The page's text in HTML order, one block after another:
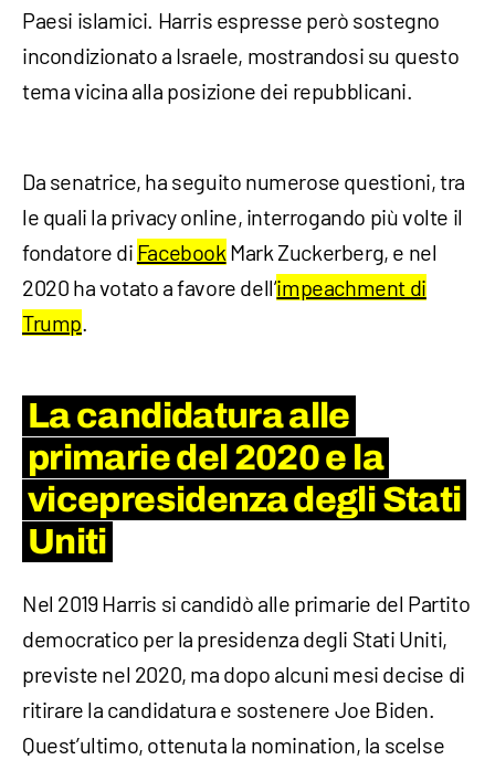
Paesi islamici. Harris espresse però sostegno
incondizionato a Israele, mostrandosi su questo
tema vicina alla posizione dei repubblicani.
Da senatrice, ha seguito numerose questioni, tra
le quali la privacy online, interrogando più volte il
fondatore di Facebook Mark Zuckerberg, e nel
2020 ha votato a favore dell’impeachment di
Trump.
La candidatura alle
primarie del 2020 e la
vicepresidenza degli Stati
Uniti
Nel 2019 Harris si candidò alle primarie del Partito
democratico per la presidenza degli Stati Uniti,
previste nel 2020, ma dopo alcuni mesi decise di
ritirare la candidatura e sostenere Joe Biden.
Quest’ultimo, ottenuta la nomination, la scelse